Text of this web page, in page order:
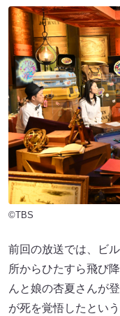
©TBS
前回の放送では、ビ
所からひたすら飛び
んと娘の杏夏さんが
が死を覚悟したとい